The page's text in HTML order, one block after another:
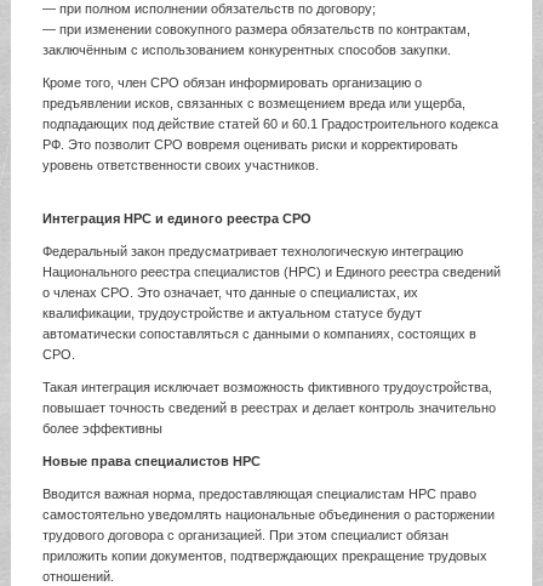
— при полном исполнении обязательств по договору;
— при изменении совокупного размера обязательств по контрактам,
заключённым с использованием конкурентных способов закупки.
Кроме того, член СРО обязан информировать организацию о
предъявлении исков, связанных с возмещением вреда или ущерба,
подпадающих под действие статей 60 и 60.1 Градостроительного кодекса
РФ. Это позволит СРО вовремя оценивать риски и корректировать
уровень ответственности своих участников.
Интеграция НРС и единого реестра СРО
Федеральный закон предусматривает технологическую интеграцию
Национального реестра специалистов (НРС) и Единого реестра сведений
о членах СРО. Это означает, что данные о специалистах, их
квалификации, трудоустройстве и актуальном статусе будут
автоматически сопоставляться с данными о компаниях, состоящих в
СРО.
Такая интеграция исключает возможность фиктивного трудоустройства,
повышает точность сведений в реестрах и делает контроль значительно
более эффективны
Новые права специалистов НРС
Вводится важная норма, предоставляющая специалистам НРС право
самостоятельно уведомлять национальные объединения о расторжении
трудового договора с организацией. При этом специалист обязан
приложить копии документов, подтверждающих прекращение трудовых
отношений.